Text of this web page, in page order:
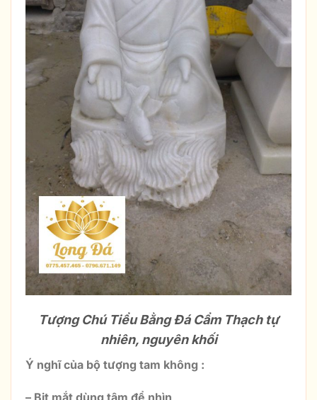
Tượng Chú Tiểu Bằng Đá Cẩm Thạch tự
nhiên, nguyên khối
Ý nghĩ của bộ tượng tam không :
– Bịt mắt dùng tâm để nhìn